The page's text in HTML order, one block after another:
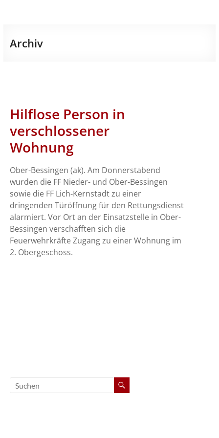
Archiv
Hilflose Person in
verschlossener
Wohnung
Ober-Bessingen (ak). Am Donnerstabend
wurden die FF Nieder- und Ober-Bessingen
sowie die FF Lich-Kernstadt zu einer
dringenden Türöffnung für den Rettungsdienst
alarmiert. Vor Ort an der Einsatzstelle in Ober-
Bessingen verschafften sich die
Feuerwehrkräfte Zugang zu einer Wohnung im
2. Obergeschoss.